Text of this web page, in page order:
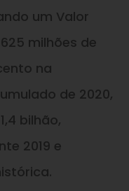
um Valor
milhões de
na
de 2020,
bilhão,
2019 e